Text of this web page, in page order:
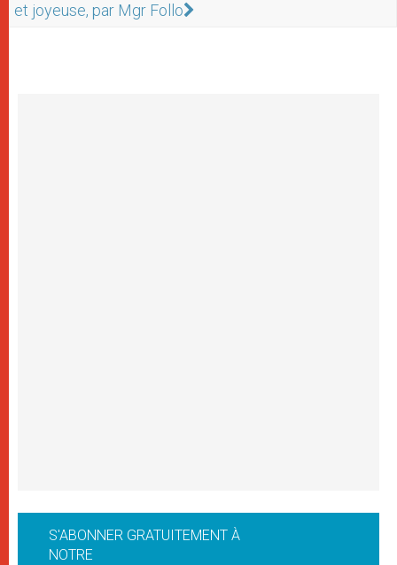
et joyeuse, par Mgr Follo
S'ABONNER GRATUITEMENT À
NOTRE